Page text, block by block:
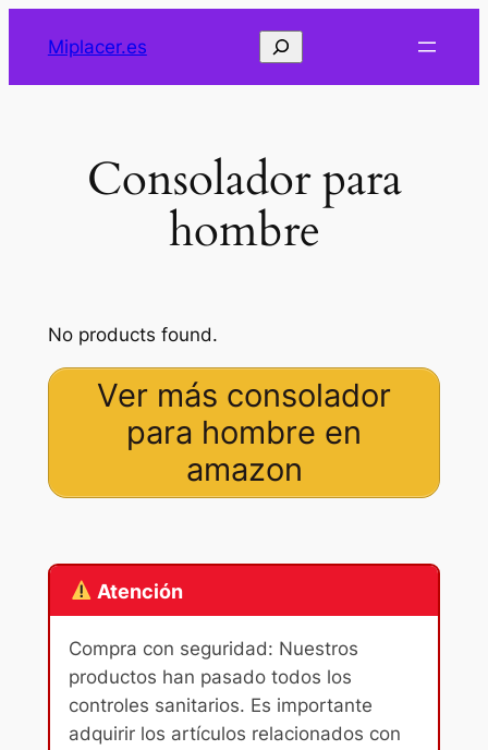
Miplacer.es Buscar
Consolador para
hombre
No products found.
Ver más consolador
para hombre en
amazon
Atención
Compra con seguridad: Nuestros
productos han pasado todos los
controles sanitarios. Es importante
adquirir los artículos relacionados con